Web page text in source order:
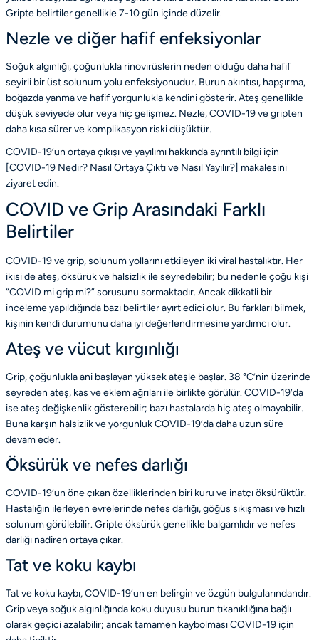
Gripte belirtiler genellikle 7-10 gün içinde düzelir.
Nezle ve diğer hafif enfeksiyonlar
Soğuk algınlığı, çoğunlukla rinovirüslerin neden olduğu daha hafif
seyirli bir üst solunum yolu enfeksiyonudur. Burun akıntısı, hapşırma,
boğazda yanma ve hafif yorgunlukla kendini gösterir. Ateş genellikle
düşük seviyede olur veya hiç gelişmez. Nezle, COVID-19 ve gripten
daha kısa sürer ve komplikasyon riski düşüktür.
COVID-19’un ortaya çıkışı ve yayılımı hakkında ayrıntılı bilgi için
[COVID-19 Nedir? Nasıl Ortaya Çıktı ve Nasıl Yayılır?] makalesini
ziyaret edin.
COVID ve Grip Arasındaki Farklı
Belirtiler
COVID-19 ve grip, solunum yollarını etkileyen iki viral hastalıktır. Her
ikisi de ateş, öksürük ve halsizlik ile seyredebilir; bu nedenle çoğu kişi
“COVID mi grip mi?” sorusunu sormaktadır. Ancak dikkatli bir
inceleme yapıldığında bazı belirtiler ayırt edici olur. Bu farkları bilmek,
kişinin kendi durumunu daha iyi değerlendirmesine yardımcı olur.
Ateş ve vücut kırgınlığı
Grip, çoğunlukla ani başlayan yüksek ateşle başlar. 38 °C’nin üzerinde
seyreden ateş, kas ve eklem ağrıları ile birlikte görülür. COVID-19’da
ise ateş değişkenlik gösterebilir; bazı hastalarda hiç ateş olmayabilir.
Buna karşın halsizlik ve yorgunluk COVID-19’da daha uzun süre
devam eder.
Öksürük ve nefes darlığı
COVID-19’un öne çıkan özelliklerinden biri kuru ve inatçı öksürüktür.
Hastalığın ilerleyen evrelerinde nefes darlığı, göğüs sıkışması ve hızlı
solunum görülebilir. Gripte öksürük genellikle balgamlıdır ve nefes
darlığı nadiren ortaya çıkar.
Tat ve koku kaybı
Tat ve koku kaybı, COVID-19’un en belirgin ve özgün bulgularındandır.
Grip veya soğuk algınlığında koku duyusu burun tıkanıklığına bağlı
olarak geçici azalabilir; ancak tamamen kaybolması COVID-19 için